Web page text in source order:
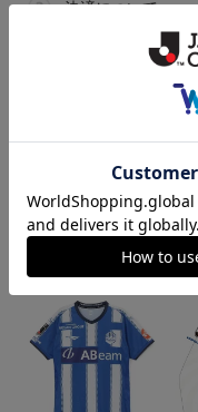
決済について
ギフト対応につい
ランキング